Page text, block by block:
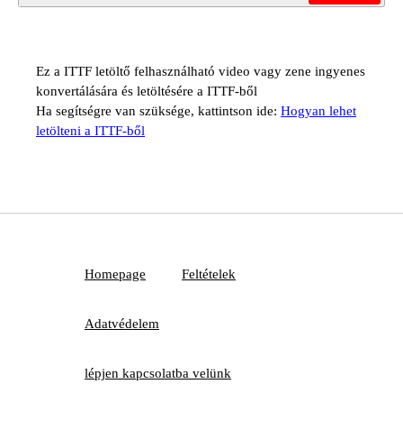
Ez a ITTF letöltő felhasználható video vagy zene ingyenes
konvertálására és letöltésére a ITTF-ből
Ha segítségre van szüksége, kattintson ide: Hogyan lehet
letölteni a ITTF-ből
Homepage Feltételek
Adatvédelem
lépjen kapcsolatba velünk